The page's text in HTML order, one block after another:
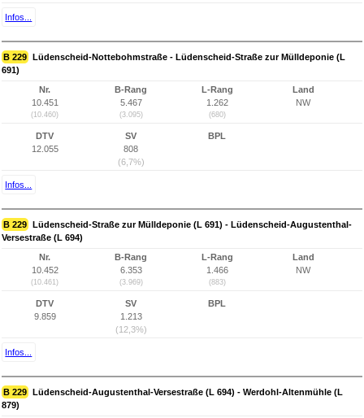
Infos...
B 229 Lüdenscheid-Nottebohmstraße - Lüdenscheid-Straße zur Mülldeponie (L
691)
Nr.
10.451
(10.460)
B-Rang
5.467
(3.095)
L-Rang
1.262
(680)
Land
NW
DTV
12.055
SV
808
(6,7%)
BPL
Infos...
B 229 Lüdenscheid-Straße zur Mülldeponie (L 691) - Lüdenscheid-Augustenthal-
Versestraße (L 694)
Nr.
10.452
(10.461)
B-Rang
6.353
(3.969)
L-Rang
1.466
(883)
Land
NW
DTV
9.859
SV
1.213
(12,3%)
BPL
Infos...
B 229 Lüdenscheid-Augustenthal-Versestraße (L 694) - Werdohl-Altenmühle (L
879)